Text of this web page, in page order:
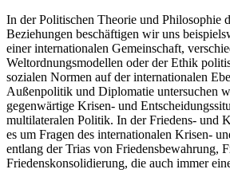
In der Politischen Theorie und Philosophie
Beziehungen beschäftigen wir uns
einer internationalen Gemeinschaft,
Weltordnungsmodellen oder der Ethik
sozialen Normen auf der internationalen
Außenpolitik und Diplomatie untersuchen
gegenwärtige Krisen- und
multilateralen Politik. In der Friedens- und
es um Fragen des internationalen Krisen-
entlang der Trias von Friedensbewahrung,
Friedenskonsolidierung, die auch immer